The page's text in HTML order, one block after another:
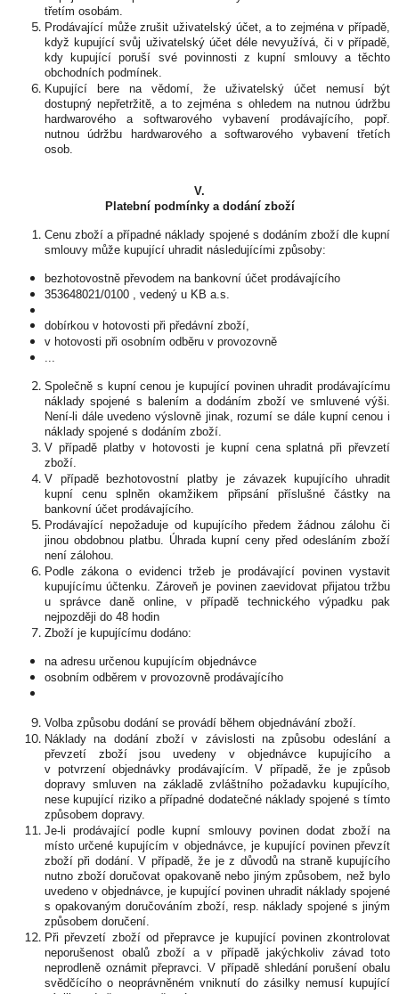
třetím osobám.
Prodávající může zrušit uživatelský účet, a to zejména v případě,
když kupující svůj uživatelský účet déle nevyužívá, či v případě,
kdy kupující poruší své povinnosti z kupní smlouvy a těchto
obchodních podmínek.
Kupující bere na vědomí, že uživatelský účet nemusí být
dostupný nepřetržitě, a to zejména s ohledem na nutnou údržbu
hardwarového a softwarového vybavení prodávajícího, popř.
nutnou údržbu hardwarového a softwarového vybavení třetích
osob.
V.
Platební podmínky a dodání zboží
Cenu zboží a případné náklady spojené s dodáním zboží dle kupní
smlouvy může kupující uhradit následujícími způsoby:
bezhotovostně převodem na bankovní účet prodávajícího
353648021/0100 , vedený u KB a.s.
dobírkou v hotovosti při předávní zboží,
v hotovosti při osobním odběru v provozovně
...
Společně s kupní cenou je kupující povinen uhradit prodávajícímu
náklady spojené s balením a dodáním zboží ve smluvené výši.
Není-li dále uvedeno výslovně jinak, rozumí se dále kupní cenou i
náklady spojené s dodáním zboží.
V případě platby v hotovosti je kupní cena splatná při převzetí
zboží.
V případě bezhotovostní platby je závazek kupujícího uhradit
kupní cenu splněn okamžikem připsání příslušné částky na
bankovní účet prodávajícího.
Prodávající nepožaduje od kupujícího předem žádnou zálohu či
jinou obdobnou platbu. Úhrada kupní ceny před odesláním zboží
není zálohou.
Podle zákona o evidenci tržeb je prodávající povinen vystavit
kupujícímu účtenku. Zároveň je povinen zaevidovat přijatou tržbu
u správce daně online, v případě technického výpadku pak
nejpozději do 48 hodin
Zboží je kupujícímu dodáno:
na adresu určenou kupujícím objednávce
osobním odběrem v provozovně prodávajícího
Volba způsobu dodání se provádí během objednávání zboží.
Náklady na dodání zboží v závislosti na způsobu odeslání a
převzetí zboží jsou uvedeny v objednávce kupujícího a
v potvrzení objednávky prodávajícím. V případě, že je způsob
dopravy smluven na základě zvláštního požadavku kupujícího,
nese kupující riziko a případné dodatečné náklady spojené s tímto
způsobem dopravy.
Je-li prodávající podle kupní smlouvy povinen dodat zboží na
místo určené kupujícím v objednávce, je kupující povinen převzít
zboží při dodání. V případě, že je z důvodů na straně kupujícího
nutno zboží doručovat opakovaně nebo jiným způsobem, než bylo
uvedeno v objednávce, je kupující povinen uhradit náklady spojené
s opakovaným doručováním zboží, resp. náklady spojené s jiným
způsobem doručení.
Při převzetí zboží od přepravce je kupující povinen zkontrolovat
neporušenost obalů zboží a v případě jakýchkoliv závad toto
neprodleně oznámit přepravci. V případě shledání porušení obalu
svědčícího o neoprávněném vniknutí do zásilky nemusí kupující